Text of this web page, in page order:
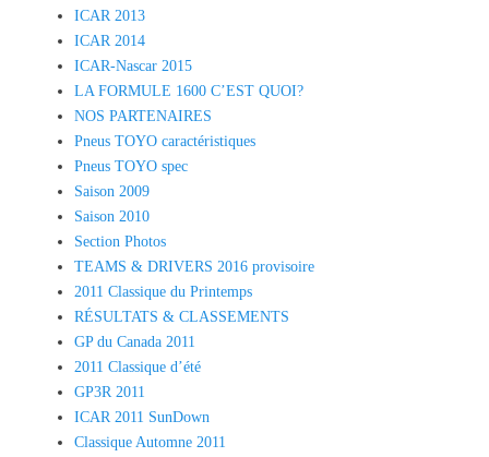
ICAR 2013
ICAR 2014
ICAR-Nascar 2015
LA FORMULE 1600 C’EST QUOI?
NOS PARTENAIRES
Pneus TOYO caractéristiques
Pneus TOYO spec
Saison 2009
Saison 2010
Section Photos
TEAMS & DRIVERS 2016 provisoire
2011 Classique du Printemps
RÉSULTATS & CLASSEMENTS
GP du Canada 2011
2011 Classique d’été
GP3R 2011
ICAR 2011 SunDown
Classique Automne 2011